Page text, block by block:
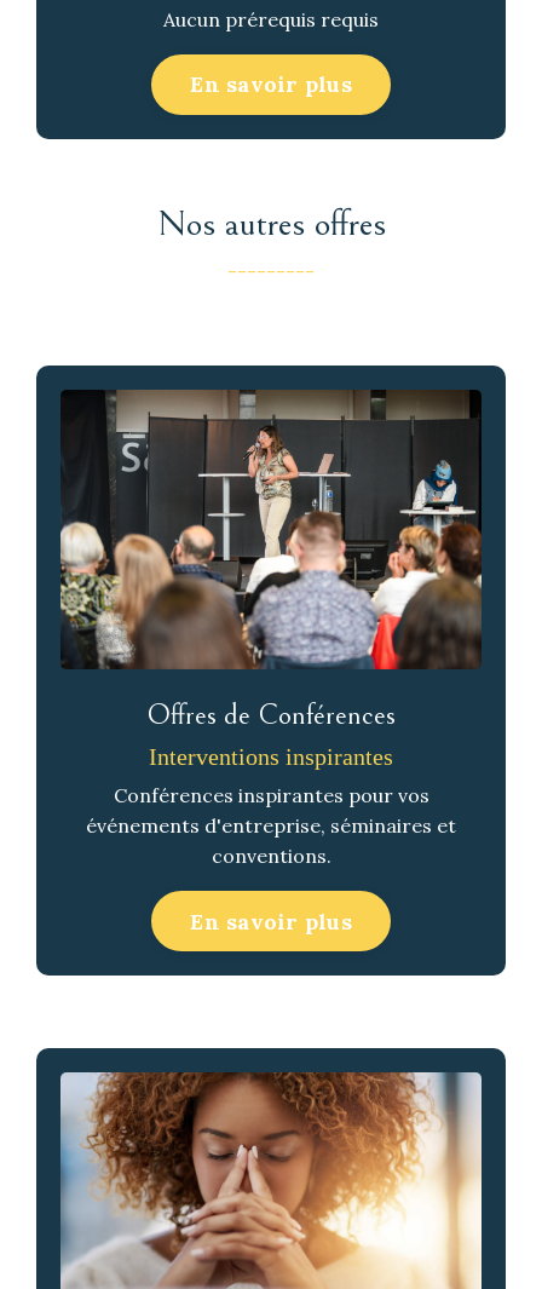
Aucun prérequis requis
En savoir plus
Nos autres offres
---------
Offres de Conférences
Interventions inspirantes
Conférences inspirantes pour vos
événements d'entreprise, séminaires et
conventions.
En savoir plus